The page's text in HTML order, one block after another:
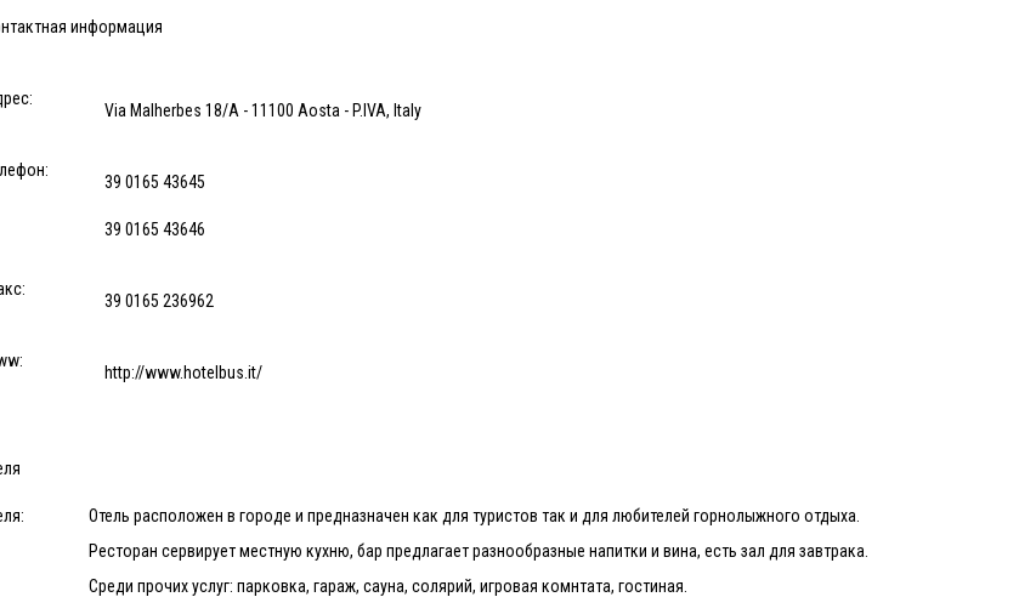
информация
Via Malherbes 18/A - 11100 Aosta - P.IVA, Italy
39 0165 43645
39 0165 43646
39 0165 236962
http://www.hotelbus.it/
Отель расположен в городе и предназначен как для туристов так и для любителей горнолыжного отдыха.
Ресторан сервирует местную кухню, бар предлагает разнообразные напитки и вина, есть зал для завтрака.
Среди прочих услуг: парковка, гараж, сауна, солярий, игровая комнтата, гостиная.